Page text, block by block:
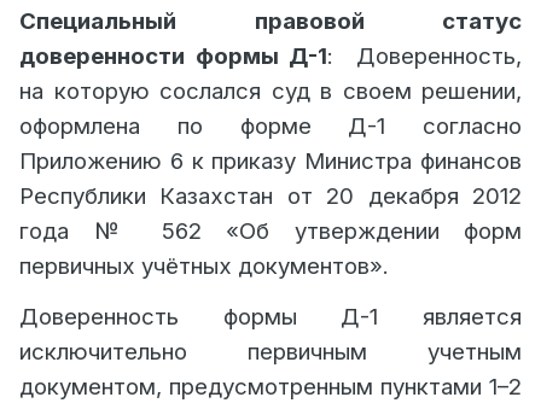
Специальный правовой статус
доверенности формы Д-1:
Доверенность,
на которую сослался суд в своем решении,
оформлена по форме Д-1 согласно
Приложению 6 к приказу Министра финансов
Республики Казахстан от 20 декабря 2012
года № 562 «Об утверждении форм
первичных учётных документов».
Доверенность формы Д-1 является
исключительно первичным учетным
документом, предусмотренным пунктами 1–2